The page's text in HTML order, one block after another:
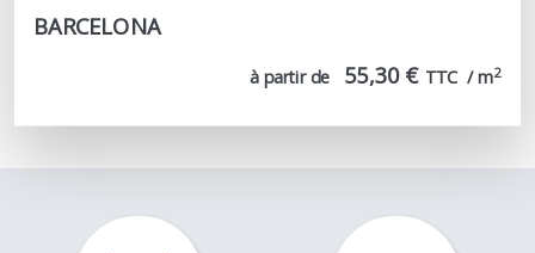
BARCELONA
à partir de 55,30 € TTC  / m2